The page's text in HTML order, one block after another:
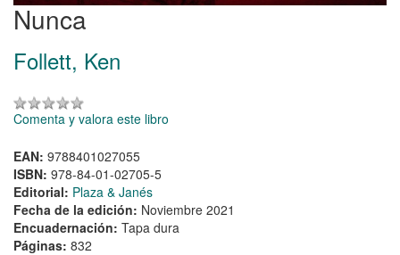
Nunca
Follett, Ken
Comenta y valora este libro
EAN: 9788401027055
ISBN: 978-84-01-02705-5
Editorial: Plaza & Janés
Fecha de la edición: Noviembre 2021
Encuadernación: Tapa dura
Páginas: 832